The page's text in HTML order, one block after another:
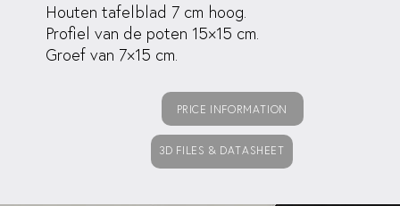
Houten tafelblad 7 cm hoog.
Profiel van de poten 15×15 cm.
Groef van 7×15 cm.
PRICE INFORMATION
3D FILES & DATASHEET